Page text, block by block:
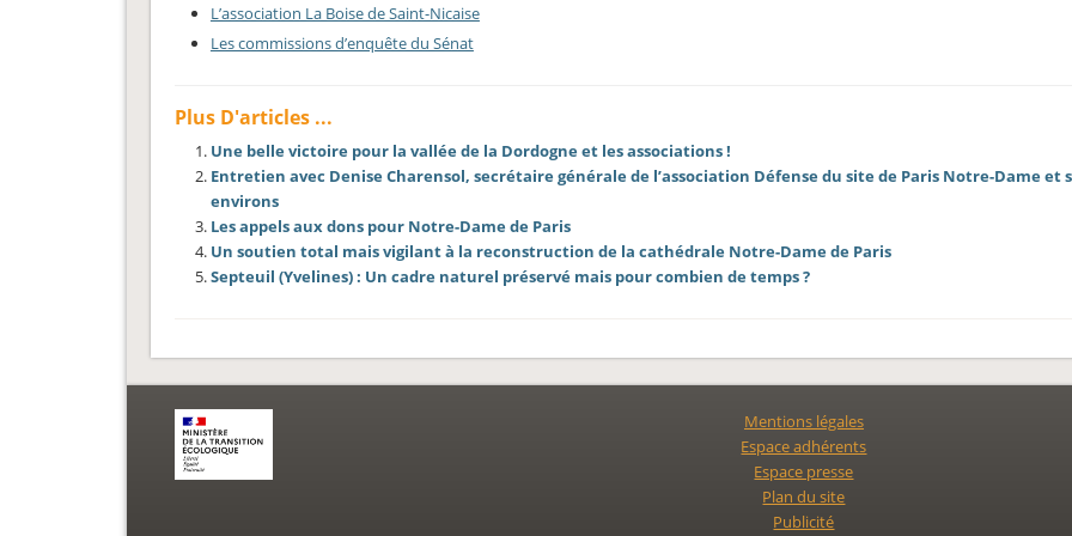
L’association La Boise de Saint-Nicaise
Les commissions d’enquête du Sénat
Plus D'articles ...
Une belle victoire pour la vallée de la Dordogne et les associations !
Entretien avec Denise Charensol, secrétaire générale de l’association Défense du site de Paris Notre-Dame et
environs
Les appels aux dons pour Notre-Dame de Paris
Un soutien total mais vigilant à la reconstruction de la cathédrale Notre-Dame de Paris
Septeuil (Yvelines) : Un cadre naturel préservé mais pour combien de temps ?
Mentions légales
Espace adhérents
Espace presse
Plan du site
Publicité